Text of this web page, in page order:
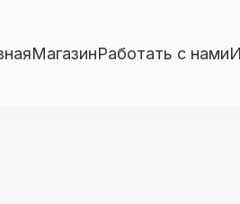
МагазинРаботать с нами